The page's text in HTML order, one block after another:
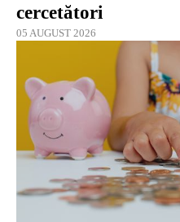
cercetători
05 AUGUST 2026